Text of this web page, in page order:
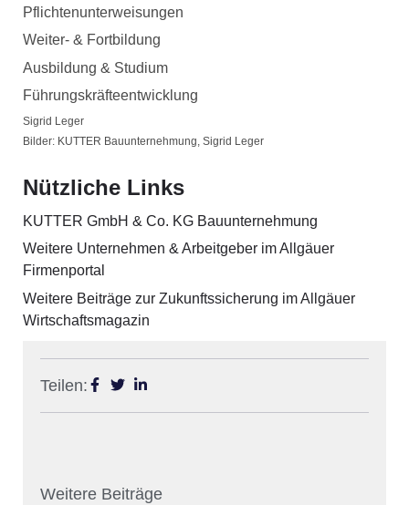
Pflichtenunterweisungen
Weiter- & Fortbildung
Ausbildung & Studium
Führungskräfteentwicklung
Sigrid Leger
Bilder: KUTTER Bauunternehmung, Sigrid Leger
Nützliche Links
KUTTER GmbH & Co. KG Bauunternehmung
Weitere Unternehmen & Arbeitgeber im Allgäuer
Firmenportal
Weitere Beiträge zur Zukunftssicherung im Allgäuer
Wirtschaftsmagazin
Teilen:
Weitere Beiträge